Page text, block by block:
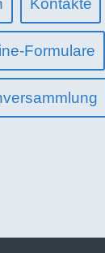
Kontakte
Formulare